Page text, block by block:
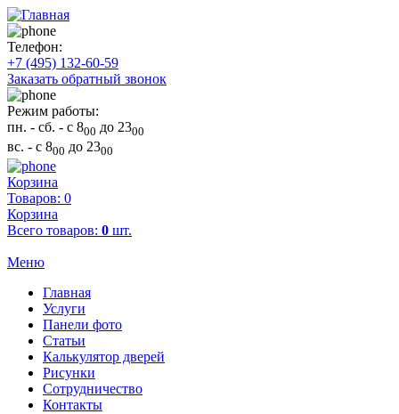
Телефон:
+7 (495) 132-60-59
Заказать обратный звонок
Режим работы:
пн. - сб. - с 800 до 2300
вс. - с 800 до 2300
Корзина
Товаров: 0
Корзина
Всего товаров: 0 шт.
Меню
Главная
Услуги
Панели фото
Статьи
Калькулятор дверей
Рисунки
Сотрудничество
Контакты